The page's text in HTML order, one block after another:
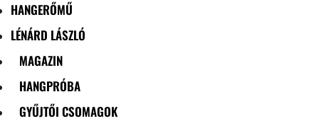
HANGERŐMŰ
LÉNÁRD LÁSZLÓ
MAGAZIN
HANGPRÓBA
GYŰJTŐI CSOMAGOK